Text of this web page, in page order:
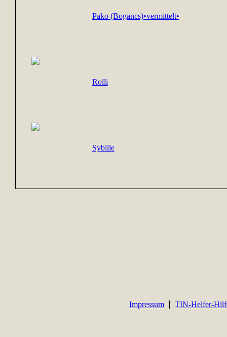
Pako (Bogancs)•vermittelt•
Rolli
Sybille
Impressum TIN-Helfer-